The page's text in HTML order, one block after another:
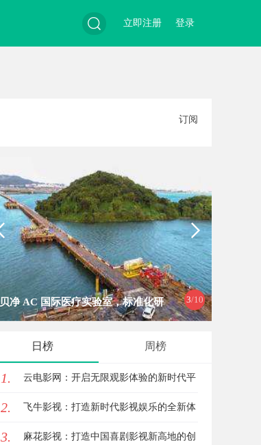
登录
立即注册
订阅
4/10
武汉配眼镜 上海配眼镜
日榜 周榜
1. 云电影网：开启无限观影体验的新时代平
台
2. 飞牛影视：打造新时代影视娱乐的全新体
验平台
3. 麻花影视：打造中国喜剧影视新高地的创